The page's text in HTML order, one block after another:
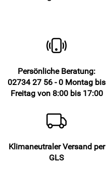
Persönliche Beratung:
02734 27 56 - 0 Montag bis
Freitag von 8:00 bis 17:00
Klimaneutraler Versand per
GLS